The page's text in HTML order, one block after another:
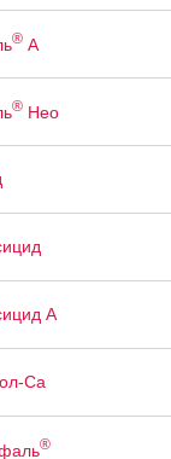
®А
®Нео
А
Са
®